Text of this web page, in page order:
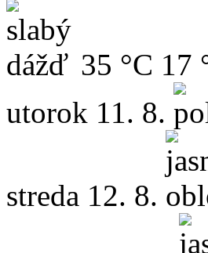
35 °C 17
utorok 11. 8.
streda 12. 8.